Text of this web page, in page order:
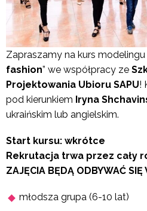
Zapraszamy na kurs modelingu
fashion” we współpracy ze
Projektowania Ubioru SAPU!
pod kierunkiem Iryna
ukraińskim lub angielskim.
Start kursu: wkrótce
Rekrutacja trwa przez cały
ZAJĘCIA BĘDĄ ODBYWAĆ SIĘ
młodsza grupa (6-10 lat)